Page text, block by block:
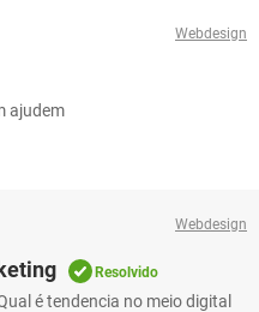
Webdesign
ajudem
Webdesign
Resolvido
é tendencia no meio digital